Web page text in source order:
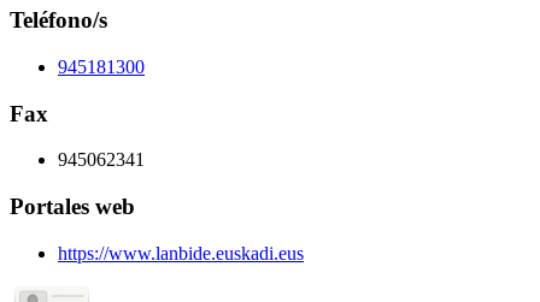
Teléfono/s
945181300
Fax
945062341
Portales web
https://www.lanbide.euskadi.eus